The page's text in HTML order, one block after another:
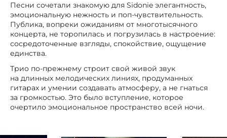
Песни сочетали знакомую для Sidonie элегантность,
эмоциональную нежность и поп-чувствительность.
Публика, вопреки ожиданиям от многотысячного
концерта, не торопилась и погрузилась в настроение:
сосредоточенные взгляды, спокойствие, ощущение
единства.
Трио по-прежнему строит свой живой звук
на длинных мелодических линиях, продуманных
гитарах и умении создавать атмосферу, а не гнаться
за громкостью. Это было вступление, которое
очертило эмоциональное пространство всей ночи.